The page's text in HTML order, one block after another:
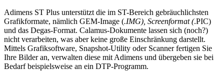
Adimens ST Plus unterstützt die im ST-Bereich gebräuchlichsten
Grafikformate, nämlich GEM-Image (.IMG), Screenformat (.PIC)
und das Degas-Format. Calamus-Dokumente lassen sich (noch?)
nicht verarbeiten, was aber keine große Einschränkung darstellt.
Mittels Grafiksoftware, Snapshot-Utility oder Scanner fertigen Sie
Ihre Bilder an, verwalten diese mit Adimens und übergeben sie bei
Bedarf beispielsweise an ein DTP-Programm.